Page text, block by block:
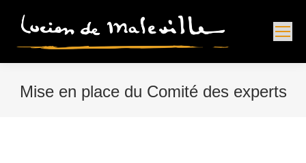
Mise en place du Comité des experts